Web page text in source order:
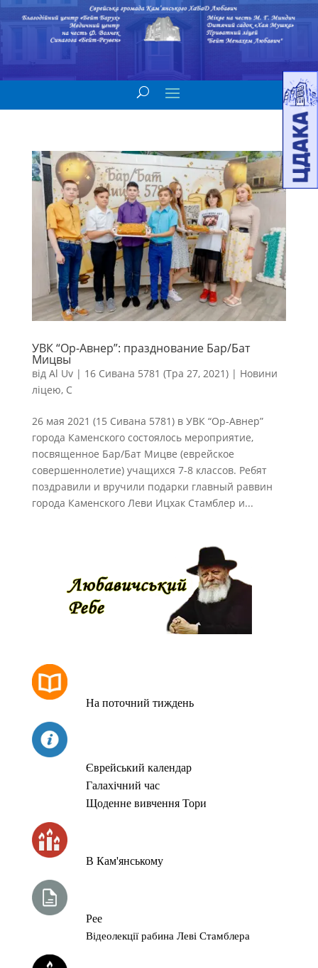
УВК “Ор-Авнер”: празднование Бар/Бат
Мицвы
від Al Uv| 16 Сивана 5781 (Тра 27, 2021)| Новини
ліцею, С
26 мая 2021 (15 Сивана 5781) в УВК “Ор-Авнер”
города Каменского состоялось мероприятие,
посвященное Бар/Бат Мицве (еврейское
совершеннолетие) учащихся 7-8 классов. Ребят
поздравили и вручили подарки главный раввин
города Каменского Леви Ицхак Стамблер и...
На поточний тиждень
Єврейський календар
Галахічний час
Щоденне вивчення Тори
В Кам'янському
Рее
Відеолекції рабина Леві Стамблера